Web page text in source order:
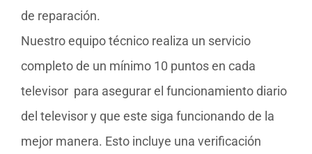
de reparación.
Nuestro equipo técnico realiza un servicio
completo de un mínimo 10 puntos en cada
televisor para asegurar el funcionamiento diario
del televisor y que este siga funcionando de la
mejor manera. Esto incluye una verificación